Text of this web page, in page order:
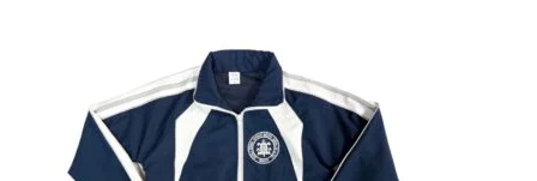
hasta
$ 17.000